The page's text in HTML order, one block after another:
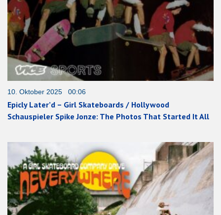
10. Oktober 2025 00:06
Epicly Later’d – Girl Skateboards / Hollywood
Schauspieler Spike Jonze: The Photos That Started It All